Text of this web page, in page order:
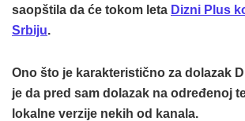
saopštila da će tokom leta Dizni Plus
Srbiju.
Ono što je karakteristično za dolazak
je da pred sam dolazak na određenoj
lokalne verzije nekih od kanala.